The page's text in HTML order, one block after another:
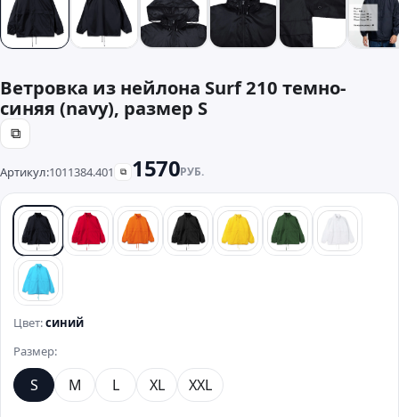
Ветровка из нейлона Surf 210 темно-
синяя (navy), размер S
⧉
Артикул:1011384.401 ⧉ 1570РУБ.
синий красныйоранжевый
черныйжелтыйзеленыйбелый
бирюзовый
Цвет:синий
Размер:
S M L XL XXL